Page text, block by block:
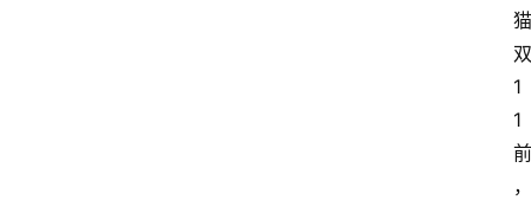
猫
双
1
1
前
，